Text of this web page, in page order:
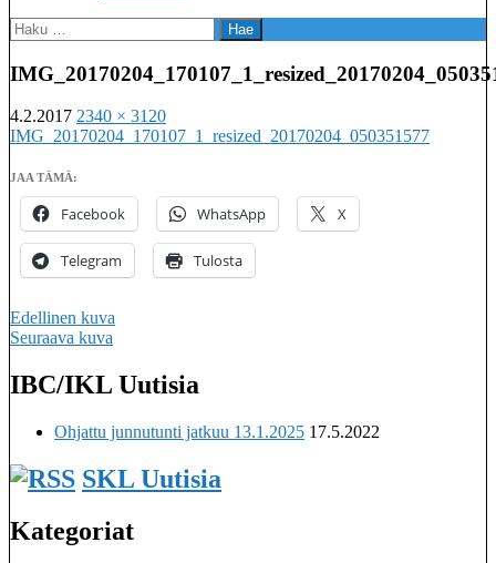
Haku:
4.2.2017 2340 × 3120
IMG_20170204_170107_1_resized_20170204_050351577
JAA TÄMÄ:
Facebook WhatsApp X
Telegram Tulosta
Edellinen kuva
Seuraava kuva
IBC/IKL Uutisia
Ohjattu junnutunti jatkuu 13.1.2025 17.5.2022
SKL Uutisia
Kategoriat